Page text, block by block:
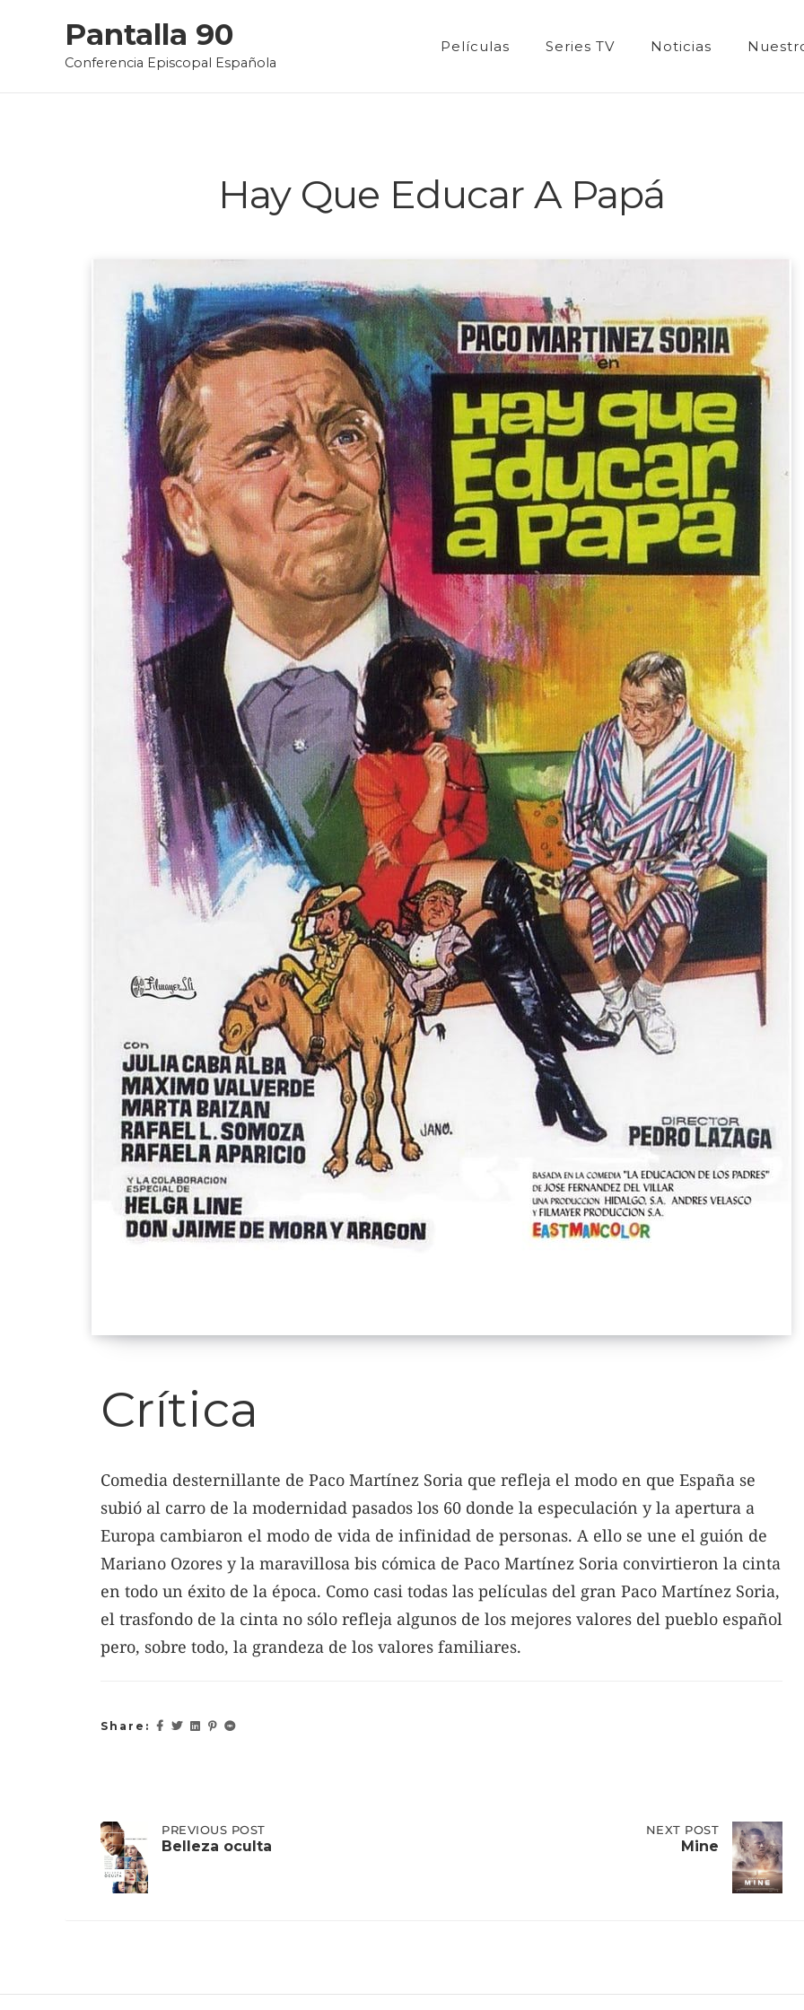
Pantalla 90
Conferencia Episcopal Española
Películas Series TV Noticias
Hay Que Educar A Papá
Crítica
Comedia desternillante de Paco Martínez Soria que refleja el modo en que España se
subió al carro de la modernidad pasados los 60 donde la especulación y la apertura a
Europa cambiaron el modo de vida de infinidad de personas. A ello se une el guión de
Mariano Ozores y la maravillosa bis cómica de Paco Martínez Soria convirtieron la cinta
en todo un éxito de la época. Como casi todas las películas del gran Paco Martínez Soria,
el trasfondo de la cinta no sólo refleja algunos de los mejores valores del pueblo español
pero, sobre todo, la grandeza de los valores familiares.
Share:
Post
navigation
PREVIOUS
POST:
PREVIOUS POST
Belleza oculta
NEXT POST
Mine